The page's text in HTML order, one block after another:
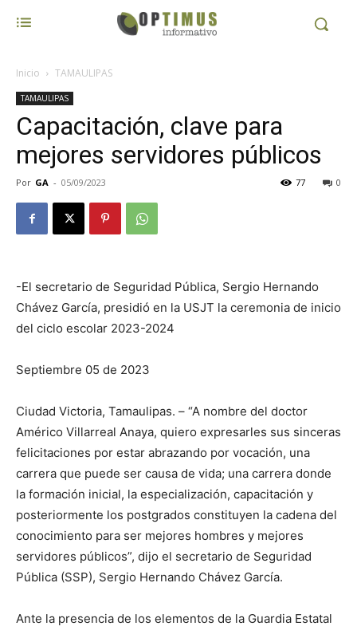
Inicio TAMAULIPAS
TAMAULIPAS
Capacitación, clave para
mejores servidores públicos
Por GA - 05/09/2023 0
77
-El secretario de Seguridad Pública, Sergio Hernando
Chávez García, presidió en la USJT la ceremonia de inicio
del ciclo escolar 2023-2024
Septiembre 05 de 2023
Ciudad Victoria, Tamaulipas. – “A nombre del doctor
Américo Villarreal Anaya, quiero expresarles sus sinceras
felicitaciones por estar abrazando por vocación, una
carrera que puede ser causa de vida; una carrera donde
la formación inicial, la especialización, capacitación y
posteriormente los postgrados constituyen la cadena del
conocimiento para ser mejores hombres y mejores
servidores públicos”, dijo el secretario de Seguridad
Pública (SSP), Sergio Hernando Chávez García.
Ante la presencia de los elementos de la Guardia Estatal